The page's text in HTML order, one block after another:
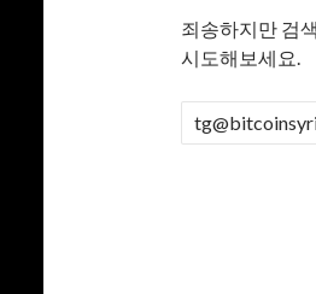
죄송하지만 검
시도해보세요.
검
색